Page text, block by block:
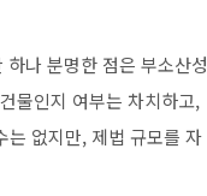
나 분명한 점은 부소산성
물인지 여부는 차치하고,
는 없지만, 제법 규모를 자